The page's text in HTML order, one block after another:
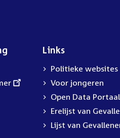
Links
Politieke websites
Voor jongeren
External
link:
Open Data Portaal
Erelijst van
External
Lijst van